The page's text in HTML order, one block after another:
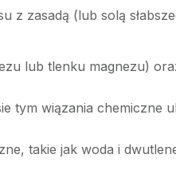
z zasadą (lub solą
lub tlenku magnezu)
tym wiązania chemiczne
takie jak woda i